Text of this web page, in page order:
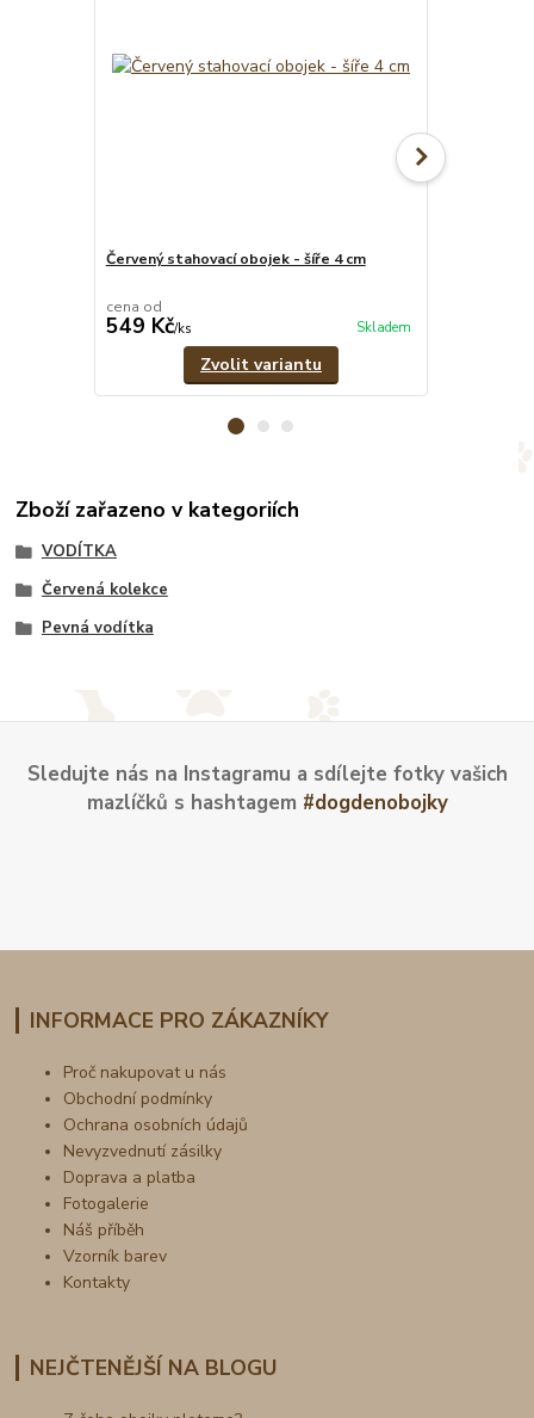
Červený stahovací obojek - šíře 4 cm
cena od
549 Kč/ks Skladem
Zvolit variantu
Zboží zařazeno v kategoriích
VODÍTKA
Červená kolekce
Pevná vodítka
Sledujte nás na Instagramu a sdílejte fotky vašich
mazlíčků s hashtagem #dogdenobojky
INFORMACE PRO ZÁKAZNÍKY
Proč nakupovat u nás
Obchodní podmínky
Ochrana osobních údajů
Nevyzvednutí zásilky
Doprava a platba
Fotogalerie
Náš příběh
Vzorník barev
Kontakty
NEJČTENĚJŠÍ NA BLOGU